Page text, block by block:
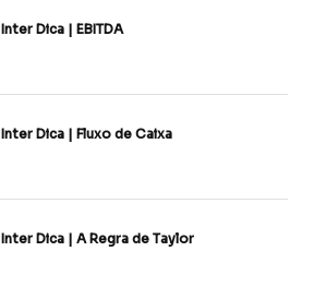
Inter Dica | EBITDA
Inter Dica | Fluxo de Caixa
Inter Dica | A Regra de Taylor